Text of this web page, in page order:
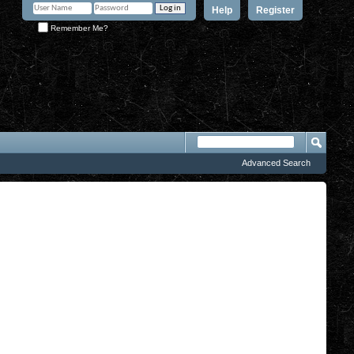
Register
Help
Remember Me?
Advanced Search